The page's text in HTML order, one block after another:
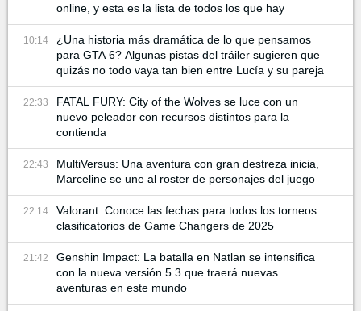
online, y esta es la lista de todos los que hay
10:14
¿Una historia más dramática de lo que pensamos
para GTA 6? Algunas pistas del tráiler sugieren que
quizás no todo vaya tan bien entre Lucía y su pareja
22:33
FATAL FURY: City of the Wolves se luce con un
nuevo peleador con recursos distintos para la
contienda
22:43
MultiVersus: Una aventura con gran destreza inicia,
Marceline se une al roster de personajes del juego
22:14
Valorant: Conoce las fechas para todos los torneos
clasificatorios de Game Changers de 2025
21:42
Genshin Impact: La batalla en Natlan se intensifica
con la nueva versión 5.3 que traerá nuevas
aventuras en este mundo